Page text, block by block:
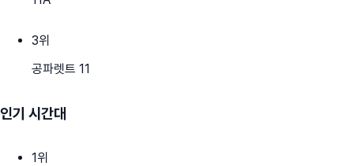
3위
공파렛트 11
인기 시간대
1위